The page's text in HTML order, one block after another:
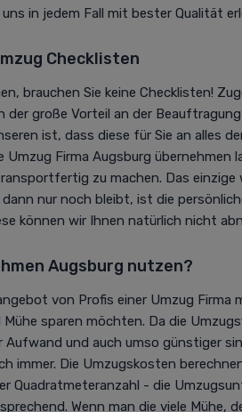
in jedem Fall mit bester Qualität
Checklisten
brauchen Sie keine Checklisten!
der große Vorteil an der
ist, dass diese für Sie an alles
Umzug Firma Augsburg übernehmen
zu machen. Das einzige
nur noch bleibt, ist die
können wir Ihnen natürlich nicht
Augsburg nutzen?
von Profis einer Umzug Firma
sparen möchten. Da die
Aufwand und auch umso günstiger
immer. Die Umzugskosten
Quadratmeteranzahl - die
Wenn man die viele Mühe,